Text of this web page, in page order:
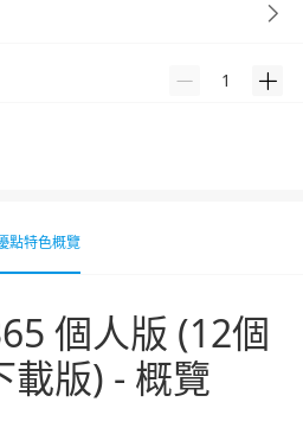
1
點特色概覽
個人版 (12個
載版) - 概覽